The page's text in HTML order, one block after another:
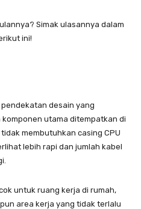
Simak ulasannya dalam
ini!
desain yang
utama ditempatkan di
membutuhkan casing CPU
lebih rapi dan jumlah kabel
untuk ruang kerja di rumah,
area kerja yang tidak terlalu